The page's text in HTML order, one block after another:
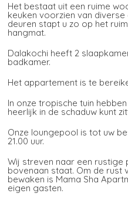
Het bestaat uit een ruime
keuken voorzien van
deuren stapt u zo op het
hangmat.
Dalakochi heeft 2
badkamer.
Het appartement is te
In onze tropische tuin
heerlijk in de schaduw kunt
Onze loungepool is tot uw
21.00 uur.
Wij streven naar een rustige
bovenaan staat. Om de rust
bewaken is Mama Sha
eigen gasten.